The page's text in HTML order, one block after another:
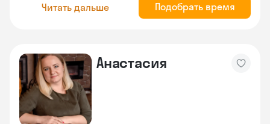
Читать дальше Подобрать время
Анастасия